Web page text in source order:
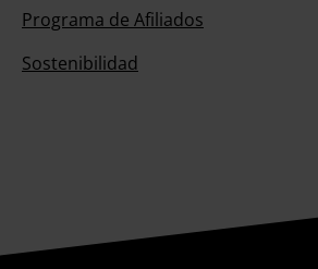
Programa de Afiliados
Sostenibilidad